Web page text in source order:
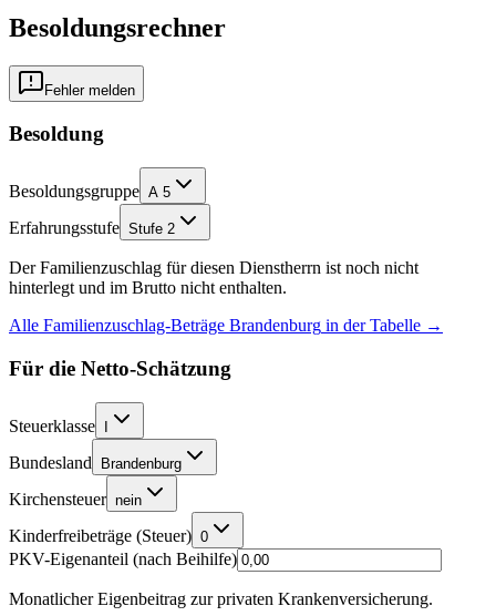
Besoldungsrechner
Fehler melden
Besoldung
Besoldungsgruppe A 5
Erfahrungsstufe Stufe 2
Der Familienzuschlag für diesen Dienstherrn ist noch nicht
hinterlegt und im Brutto nicht enthalten.
Alle Familienzuschlag-Beträge Brandenburg in der Tabelle →
Für die Netto-Schätzung
Steuerklasse I
Bundesland Brandenburg
Kirchensteuer nein
Kinderfreibeträge (Steuer) 0
PKV-Eigenanteil (nach Beihilfe)
Monatlicher Eigenbeitrag zur privaten Krankenversicherung.